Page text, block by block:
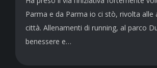
Parma e da Parma io ci stò, rivolta alle
città. Allenamenti di running, al parco
benessere e…